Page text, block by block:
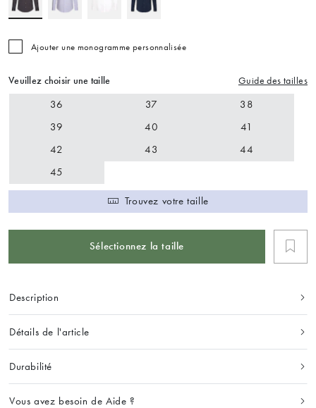
Ajouter une monogramme personnalisée
Veuillez choisir une taille Guide des tailles
36 37
38
39
40
41
42
43
44
45
Trouvez votre taille
Sélectionnez la taille
Description
Détails de l'article
Durabilité
Vous avez besoin de Aide ?